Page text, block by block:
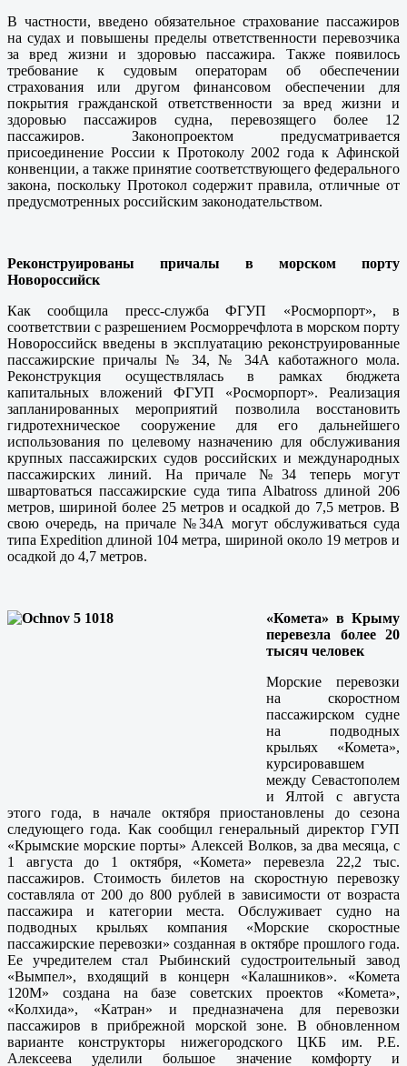
В частности, введено обязательное страхование пассажиров
на судах и повышены пределы ответственности перевозчика
за вред жизни и здоровью пассажира. Также появилось
требование к судовым операторам об обеспечении
страхования или другом финансовом обеспечении для
покрытия гражданской ответственности за вред жизни и
здоровью пассажиров судна, перевозящего более 12
пассажиров. Законопроектом предусматривается
присоединение России к Протоколу 2002 года к Афинской
конвенции, а также принятие соответствующего федерального
закона, поскольку Протокол содержит правила, отличные от
предусмотренных российским законодательством.
Реконструированы причалы в морском порту
Новороссийск
Как сообщила пресс-служба ФГУП «Росморпорт», в
соответствии с разрешением Росморречфлота в морском порту
Новороссийск введены в эксплуатацию реконструированные
пассажирские причалы № 34, № 34А каботажного мола.
Реконструкция осуществлялась в рамках бюджета
капитальных вложений ФГУП «Росморпорт». Реализация
запланированных мероприятий позволила восстановить
гидротехническое сооружение для его дальнейшего
использования по целевому назначению для обслуживания
крупных пассажирских судов российских и международных
пассажирских линий. На причале №34 теперь могут
швартоваться пассажирские суда типа Albatross длиной 206
метров, шириной более 25 метров и осадкой до 7,5 метров. В
свою очередь, на причале №34А могут обслуживаться суда
типа Expedition длиной 104 метра, шириной около 19 метров и
осадкой до 4,7 метров.
«Комета» в Крыму
перевезла более 20
тысяч человек
Морские перевозки
на скоростном
пассажирском судне
на подводных
крыльях «Комета»,
курсировавшем
между Севастополем
и Ялтой с августа
этого года, в начале октября приостановлены до сезона
следующего года. Как сообщил генеральный директор ГУП
«Крымские морские порты» Алексей Волков, за два месяца, с
1 августа до 1 октября, «Комета» перевезла 22,2 тыс.
пассажиров. Стоимость билетов на скоростную перевозку
составляла от 200 до 800 рублей в зависимости от возраста
пассажира и категории места. Обслуживает судно на
подводных крыльях компания «Морские скоростные
пассажирские перевозки» созданная в октябре прошлого года.
Ее учредителем стал Рыбинский судостроительный завод
«Вымпел», входящий в концерн «Калашников». «Комета
120М» создана на базе советских проектов «Комета»,
«Колхида», «Катран» и предназначена для перевозки
пассажиров в прибрежной морской зоне. В обновленном
варианте конструкторы нижегородского ЦКБ им. Р.Е.
Алексеева уделили большое значение комфорту и